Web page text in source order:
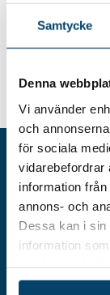
Samtycke
Denna
Vi använder
och
för sociala
vidarebefordrar
information
annons- och
Dessa kan i sin
information
techtank-
Här kan du